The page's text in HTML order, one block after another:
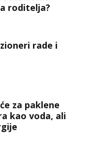
roditelja?
rade i
za paklene
kao voda, ali